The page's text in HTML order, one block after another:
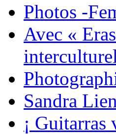
Photos -
Avec «
Sandra
¡